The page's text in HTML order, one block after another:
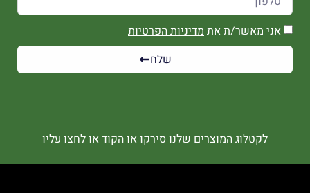
אני מאשר/ת את מדיניות הפרטיות
שלח
לקטלוג המוצרים שלנו סירקו או הקוד או לחצו עליו